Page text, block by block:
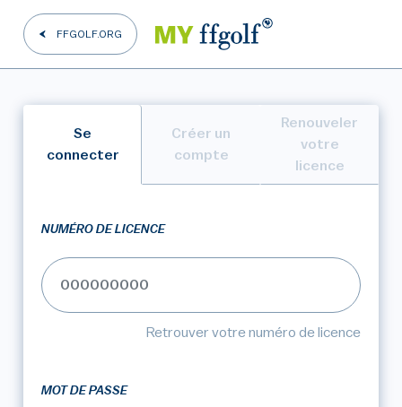
FFGOLF.ORG
Se
connecter
Créer un
compte
Renouveler
votre
licence
NUMÉRO DE LICENCE
Retrouver votre numéro de licence
MOT DE PASSE